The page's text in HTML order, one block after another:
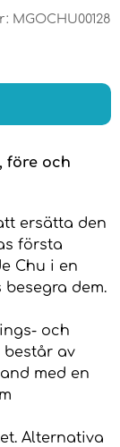
MGOCHU00128
före och
ersätta den
första
Chu i en
dem.
och
består av
med en
Alternativa